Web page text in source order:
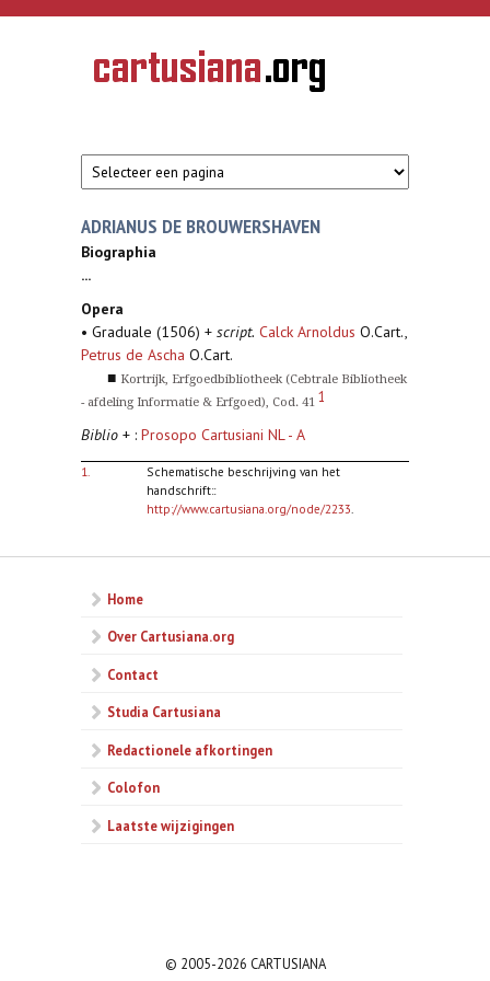
Overslaan en naar de inhoud gaan
CARTUSIANA
Geschiedenis
van de
ADRIANUS DE BROUWERSHAVEN
Biographia
...
Opera
• Graduale (1506) + script. Calck Arnoldus O.Cart.,
Petrus de Ascha O.Cart.
■ Kortrijk, Erfgoedbibliotheek (Cebtrale Bibliotheek
- afdeling Informatie & Erfgoed), Cod. 41 1
Biblio + : Prosopo Cartusiani NL - A
1.
Schematische beschrijving van het
handschrift::
http://www.cartusiana.org/node/2233
Home
Over Cartusiana.org
Contact
Studia Cartusiana
Redactionele afkortingen
Colofon
Laatste wijzigingen
© 2005-2026 CARTUSIANA